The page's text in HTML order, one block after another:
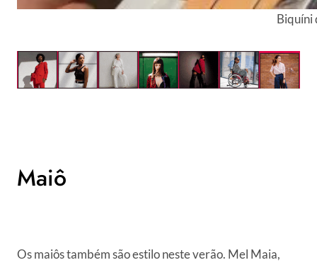
Biquíni
Maiô
Os maiôs também são estilo neste verão. Mel Maia,